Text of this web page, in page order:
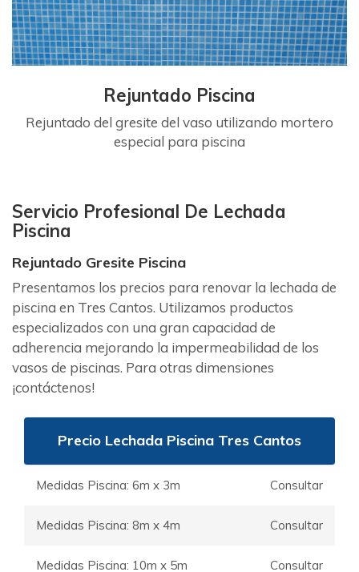
Rejuntado Piscina
Rejuntado del gresite del vaso utilizando mortero
especial para piscina
Servicio Profesional De Lechada
Piscina
Rejuntado Gresite Piscina
Presentamos los precios para renovar la lechada de
piscina en Tres Cantos. Utilizamos productos
especializados con una gran capacidad de
adherencia mejorando la impermeabilidad de los
vasos de piscinas. Para otras dimensiones
¡contáctenos!
Precio Lechada Piscina Tres Cantos
Medidas Piscina: 6m x 3m Consultar
Medidas Piscina: 8m x 4m Consultar
Medidas Piscina: 10m x 5m Consultar